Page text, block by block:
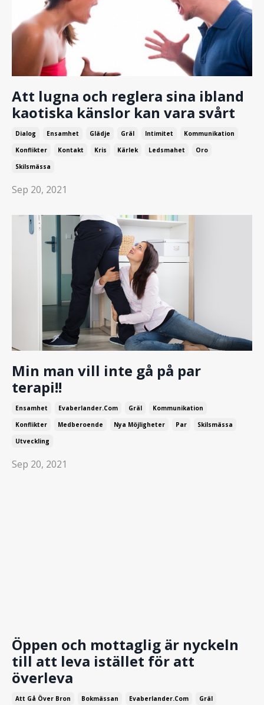
Att lugna och reglera sina ibland
kaotiska känslor kan vara svårt
Dialog Ensamhet Glädje Gräl Intimitet
Kommunikation
Konflikter
Kontakt Kris Kärlek Ledsmahet
Oro
Skilsmässa
Sep 20, 2021
Min man vill inte gå på par
terapi!!
Ensamhet Evaberlander.com Gräl
Kommunikation
Konflikter
Medberoende Nya Möjligheter Par
Skilsmässa
Utveckling
Sep 20, 2021
Öppen och mottaglig är nyckeln
till att leva istället för att
överleva
Att Gå Över Bron Bokmässan Evaberlander.com
Gräl